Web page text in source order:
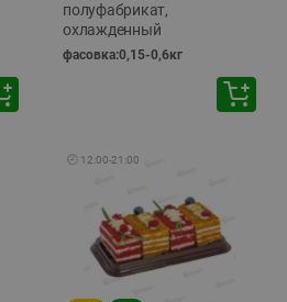
полуфабрикат,
охлажденный
фасовка:0,15-0,6кг
🕘 12:00-21:00